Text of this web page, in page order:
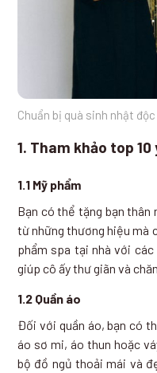
Chuẩn bị quà sinh nhật
1. Tham khảo top
1.1 Mỹ phẩm
Bạn có thể tặng bạn
từ những thương hiệu mà
phẩm spa tại nhà với
giúp cô ấy thư giãn và
1.2 Quần áo
Đối với quần áo, bạn có
áo sơ mi, áo thun hoặc
bộ đồ ngủ thoải mái và